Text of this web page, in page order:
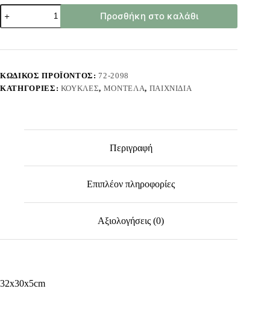
Κούκλα
29cm
&
σε
Αξεσουάρ
32x30x5cm
Προσθήκη στο καλάθι
ΚΩΔΙΚΌΣ ΠΡΟΪΌΝΤΟΣ:72-2098
ΚΑΤΗΓΟΡΊΕΣ: ΚΟΎΚΛΕΣ, ΜΟΝΤΈΛΑ, ΠΑΙΧΝΊΔΙΑ
Περιγραφή
Επιπλέον πληροφορίες
Αξιολογήσεις (0)
32x30x5cm